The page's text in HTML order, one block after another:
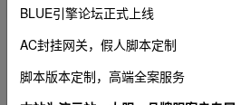
登录器客户端下载
← a＇传奇疯子-www.gom.v
BLUE引擎论坛正式上线
AC封挂网关，假人脚本定制
脚本版本定制，高端全案服务